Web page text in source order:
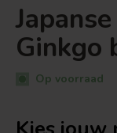
Ginkgo
Op voorraad